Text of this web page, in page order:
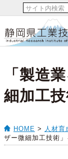
「製造
細加工
HOME > 人材育
ザー微細加工技術